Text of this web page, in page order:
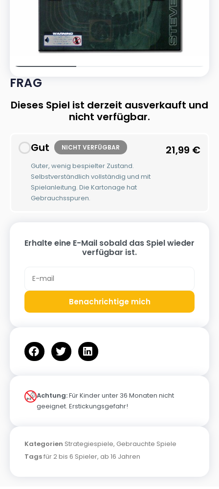
FRAG
Dieses Spiel ist derzeit ausverkauft und
nicht verfügbar.
Gut NICHT VERFÜGBAR
Guter, wenig bespielter Zustand.
Selbstverständlich vollständig und mit
Spielanleitung. Die Kartonage hat
Gebrauchsspuren.
21,99 €
Erhalte eine E-Mail sobald das Spiel wieder
verfügbar ist.
Benachrichtige mich
Achtung:Für Kinder unter 36 Monaten nicht
geeignet. Erstickungsgefahr!
Kategorien Strategiespiele, Gebrauchte Spiele
Tagsfür 2 bis 6 Spieler, ab 16 Jahren